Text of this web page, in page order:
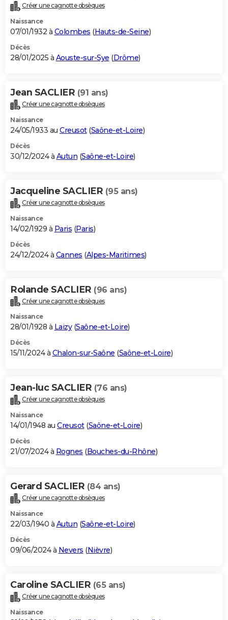
Créer une cagnotte obsèques
Naissance
07/01/1932 à Colombes (Hauts-de-Seine)
Décès
28/01/2025 à Aouste-sur-Sye (Drôme)
Jean SACLIER (91 ans)
Créer une cagnotte obsèques
Naissance
24/05/1933 au Creusot(Saône-et-Loire)
Décès
30/12/2024 à Autun (Saône-et-Loire)
Jacqueline SACLIER (95 ans)
Créer une cagnotte obsèques
Naissance
14/02/1929 à Paris (Paris)
Décès
24/12/2024 à Cannes (Alpes-Maritimes)
Rolande SACLIER (96 ans)
Créer une cagnotte obsèques
Naissance
28/01/1928 à Laizy(Saône-et-Loire)
Décès
15/11/2024 à Chalon-sur-Saône (Saône-et-Loire)
Jean-luc SACLIER (76 ans)
Créer une cagnotte obsèques
Naissance
14/01/1948 au Creusot(Saône-et-Loire)
Décès
21/07/2024 à Rognes (Bouches-du-Rhône)
Gerard SACLIER (84 ans)
Créer une cagnotte obsèques
Naissance
22/03/1940 à Autun (Saône-et-Loire)
Décès
09/06/2024 à Nevers (Nièvre)
Caroline SACLIER (65 ans)
Créer une cagnotte obsèques
Naissance